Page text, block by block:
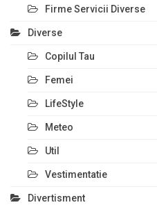
Firme Servicii Diverse
Diverse
Copilul Tau
Femei
LifeStyle
Meteo
Util
Vestimentatie
Divertisment